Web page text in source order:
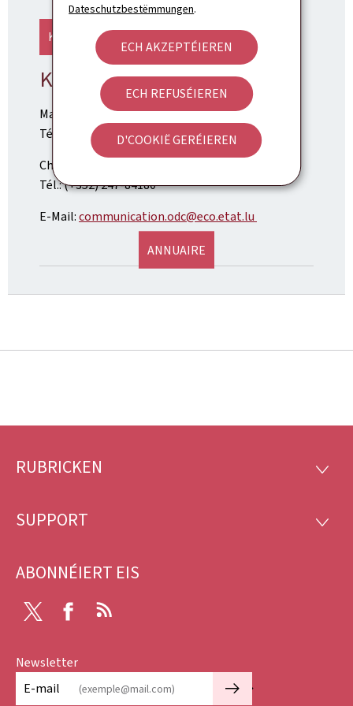
Dateschutzbestëmmungen.
ECH AKZEPTÉIEREN
ECH REFUSÉIEREN
D'COOKIË GERÉIEREN
KAART WEISEN
Kontakt Press:
Max Jentgen
Tél.: (+352) 247-84353
Charel Thill
Tél.: (+352) 247-84180
E-Mail:communication.odc@eco.etat.lu
ANNUAIRE
Fousszeil
RUBRICKEN
SUPPORT
ABONNÉIERT EIS
Twitter Facebook
Newsletter
E-mail
🡒